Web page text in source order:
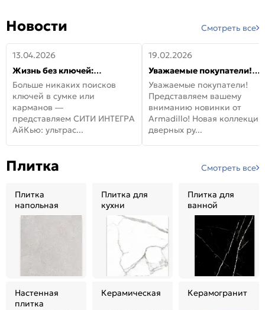
Новости Смотреть все
13.04.2026
Жизнь без ключей:
встречайте новую дверь
СИТИ ИНТЕГРА АйКью!
Больше никаких поисков
ключей в сумке или
карманов —
представляем СИТИ ИНТЕГРА
АйКью: ультрас...
19.02.2026
Уважаемые покупатели!
Представляем вашему
вниманию новинки от
Armadillo!
Уважаемые покупатели!
Представляем вашему
вниманию новинки от
Armadillo! Новая коллекция
дверных ру...
Плитка Смотреть все
Плитка
напольная
Плитка для
кухни
Плитка для
ванной
Настенная
плитка
Керамическая Керамогранит